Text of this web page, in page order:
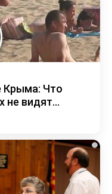
Крыма: Что
не видят...
i